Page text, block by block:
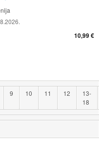
10,99 €
9 10 11 12
13-
18